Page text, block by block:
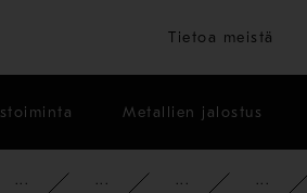
Tietoa meistä
Metallien jalostus
YRITYS PYSY AJAN TASALLA
UUTISET